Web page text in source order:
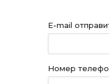
E-mail
Номер